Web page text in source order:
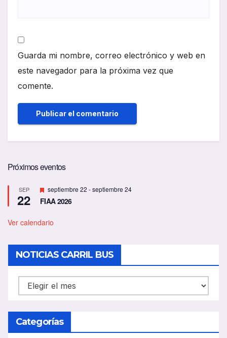
Guarda mi nombre, correo electrónico y web en
este navegador para la próxima vez que
comente.
Próximos eventos
SEP
22
D
e
s
a
d
o
septiembre 22 -septiembre 24
FIAA 2026
Ver calendario
NOTICIAS CARRIL BUS
NOTICIAS
CARRIL
BUS
Categorías